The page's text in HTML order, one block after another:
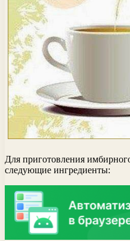
Для приготовления
следующие ингредиенты: